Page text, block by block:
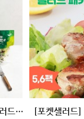
[4주 정기구독] 하루한끼샐러드 한달 패키지